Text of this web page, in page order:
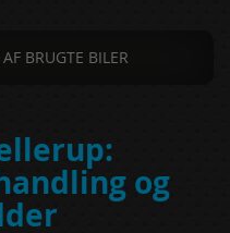
BRUGTE BILER
og